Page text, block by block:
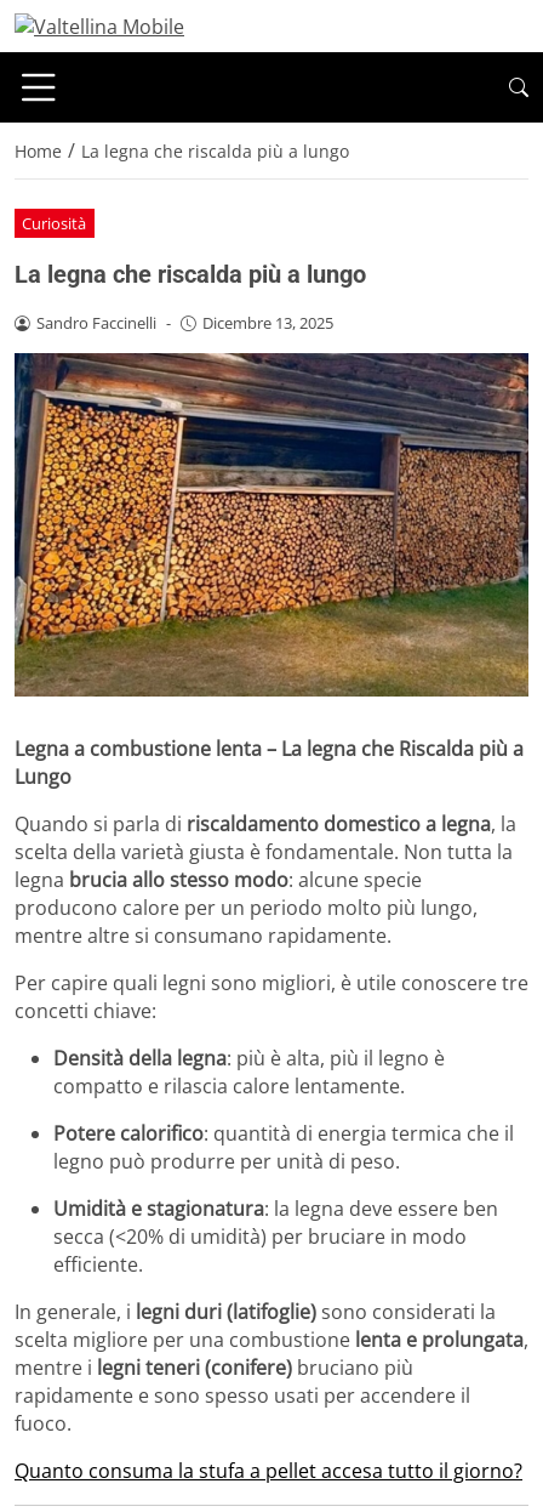
Home / La legna che riscalda più a lungo
Curiosità
La legna che riscalda più a lungo
Sandro Faccinelli - Dicembre 13, 2025
Legna a combustione lenta – La legna che Riscalda più a
Lungo
Quando si parla di riscaldamento domestico a legna, la
scelta della varietà giusta è fondamentale. Non tutta la
legna brucia allo stesso modo: alcune specie
producono calore per un periodo molto più lungo,
mentre altre si consumano rapidamente.
Per capire quali legni sono migliori, è utile conoscere tre
concetti chiave:
Densità della legna: più è alta, più il legno è
compatto e rilascia calore lentamente.
Potere calorifico: quantità di energia termica che il
legno può produrre per unità di peso.
Umidità e stagionatura: la legna deve essere ben
secca (<20% di umidità) per bruciare in modo
efficiente.
In generale, i legni duri (latifoglie)sono considerati la
scelta migliore per una combustione lenta e prolungata,
mentre i legni teneri (conifere) bruciano più
rapidamente e sono spesso usati per accendere il
fuoco.
Quanto consuma la stufa a pellet accesa tutto il giorno?